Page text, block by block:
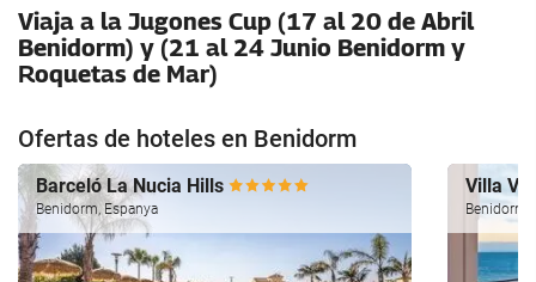
Viaja a la Jugones Cup (17 al 20 de Abril
Benidorm) y (21 al 24 Junio Benidorm y
Roquetas de Mar)
Ofertas de hoteles en Benidorm
Barceló La Nucia Hills
Benidorm, Espanya
Villa
Benidorm,